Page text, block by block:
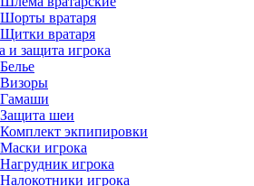
Шорты вратаря
Щитки вратаря
и защита игрока
Белье
Визоры
Гамаши
Защита шеи
Комплект экпипировки
Маски игрока
Нагрудник игрока
Налокотники игрока